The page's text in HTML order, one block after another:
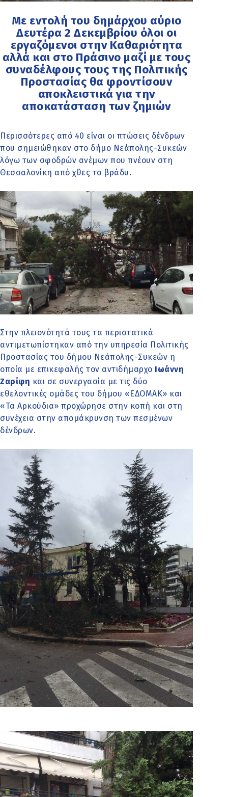
Με εντολή του δημάρχου αύριο
Δευτέρα 2 Δεκεμβρίου όλοι οι
εργαζόμενοι στην Καθαριότητα
αλλά και στο Πράσινο μαζί με τους
συναδέλφους τους της Πολιτικής
Προστασίας θα φροντίσουν
αποκλειστικά για την
αποκατάσταση των ζημιών
Περισσότερες από 40 είναι οι πτώσεις δένδρων
που σημειώθηκαν στο δήμο Νεάπολης-Συκεών
λόγω των σφοδρών ανέμων που πνέουν στη
Θεσσαλονίκη από χθες το βράδυ.
Στην πλειονότητά τους τα περιστατικά
αντιμετωπίστηκαν από την υπηρεσία Πολιτικής
Προστασίας του δήμου Νεάπολης-Συκεών η
οποία με επικεφαλής τον αντιδήμαρχο Ιωάννη
Ζαρίφη και σε συνεργασία με τις δύο
εθελοντικές ομάδες του δήμου «ΕΔΟΜΑΚ» και
«Τα Αρκούδια» προχώρησε στην κοπή και στη
συνέχεια στην απομάκρυνση των πεσμένων
δένδρων.